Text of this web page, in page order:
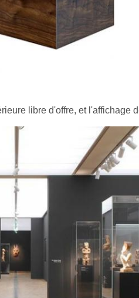
libre d'offre, et l'affichage